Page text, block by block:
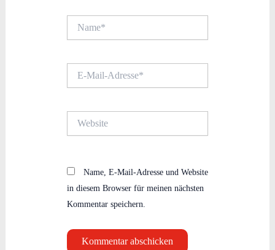
Mail-
Name, E-Mail-Adresse und Website
in diesem Browser für meinen nächsten
Kommentar speichern.